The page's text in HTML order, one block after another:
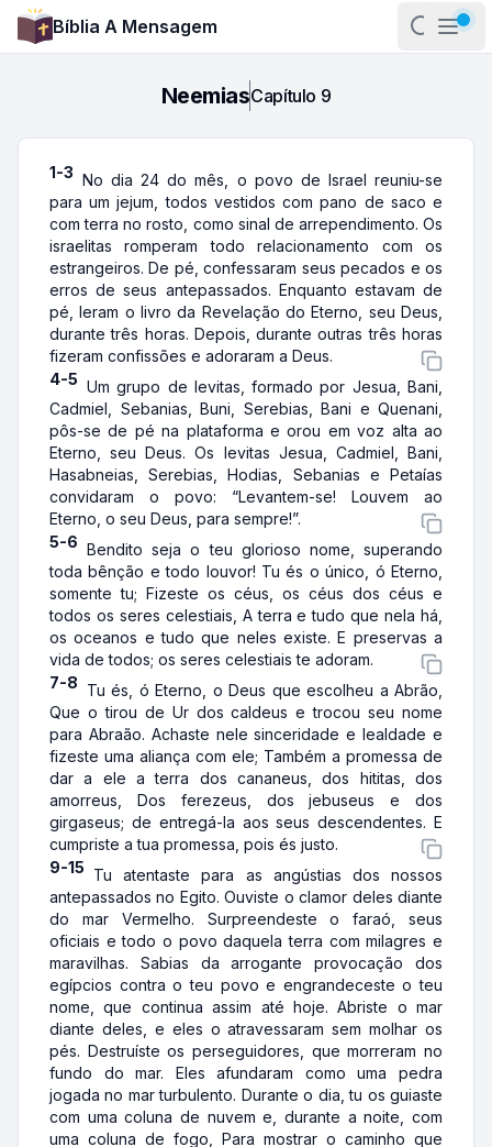
Bíblia A Mensagem
Abrir
NeemiasCapítulo 9
1-3 No dia 24 do mês, o povo de Israel reuniu-se
para um jejum, todos vestidos com pano de saco e
com terra no rosto, como sinal de arrependimento. Os
israelitas romperam todo relacionamento com os
estrangeiros. De pé, confessaram seus pecados e os
erros de seus antepassados. Enquanto estavam de
pé, leram o livro da Revelação do Eterno, seu Deus,
durante três horas. Depois, durante outras três horas
fizeram confissões e adoraram a Deus.
4-5 Um grupo de levitas, formado por Jesua, Bani,
Cadmiel, Sebanias, Buni, Serebias, Bani e Quenani,
pôs-se de pé na plataforma e orou em voz alta ao
Eterno, seu Deus. Os levitas Jesua, Cadmiel, Bani,
Hasabneias, Serebias, Hodias, Sebanias e Petaías
convidaram o povo: “Levantem-se! Louvem ao
Eterno, o seu Deus, para sempre!”.
5-6 Bendito seja o teu glorioso nome, superando
toda bênção e todo louvor! Tu és o único, ó Eterno,
somente tu; Fizeste os céus, os céus dos céus e
todos os seres celestiais, A terra e tudo que nela há,
os oceanos e tudo que neles existe. E preservas a
vida de todos; os seres celestiais te adoram.
7-8 Tu és, ó Eterno, o Deus que escolheu a Abrão,
Que o tirou de Ur dos caldeus e trocou seu nome
para Abraão. Achaste nele sinceridade e lealdade e
fizeste uma aliança com ele; Também a promessa de
dar a ele a terra dos cananeus, dos hititas, dos
amorreus, Dos ferezeus, dos jebuseus e dos
girgaseus; de entregá-la aos seus descendentes. E
cumpriste a tua promessa, pois és justo.
9-15 Tu atentaste para as angústias dos nossos
antepassados no Egito. Ouviste o clamor deles diante
do mar Vermelho. Surpreendeste o faraó, seus
oficiais e todo o povo daquela terra com milagres e
maravilhas. Sabias da arrogante provocação dos
egípcios contra o teu povo e engrandeceste o teu
nome, que continua assim até hoje. Abriste o mar
diante deles, e eles o atravessaram sem molhar os
pés. Destruíste os perseguidores, que morreram no
fundo do mar. Eles afundaram como uma pedra
jogada no mar turbulento. Durante o dia, tu os guiaste
com uma coluna de nuvem e, durante a noite, com
uma coluna de fogo, Para mostrar o caminho que